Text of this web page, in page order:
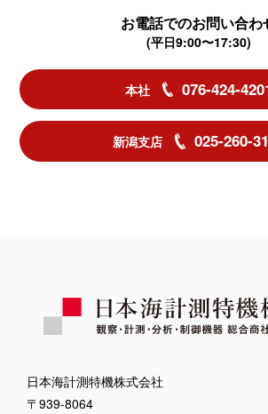
お電話でのお問い合わ
(平日9:00〜17:30)
本社 076-424-
新潟支店 025-260-
日本海計測特機株式会社
〒939-8064